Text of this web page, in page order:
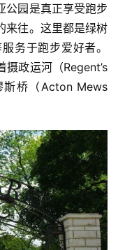
公园是真正享受跑步
来往。这里都是绿树
务于跑步爱好者。
政运河（Regent’s
斯桥（Acton Mews